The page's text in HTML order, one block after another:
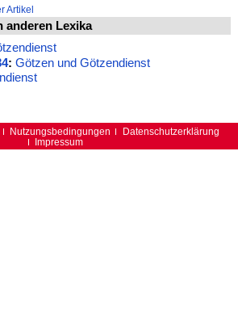
Artikel
anderen Lexika
: Götzen und Götzendienst
Nutzungsbedingungen
Datenschutzerklärung
Impressum